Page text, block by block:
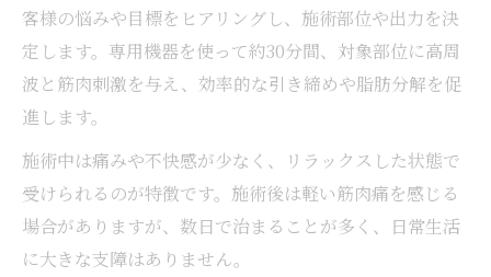
客様の悩みや目標をヒアリングし、施術部位や出力を決
定します。専用機器を使って約30分間、対象部位に高周
波と筋肉刺激を与え、効率的な引き締めや脂肪分解を促
進します。
施術中は痛みや不快感が少なく、リラックスした状態で
受けられるのが特徴です。施術後は軽い筋肉痛を感じる
場合がありますが、数日で治まることが多く、日常生活
に大きな支障はありません。